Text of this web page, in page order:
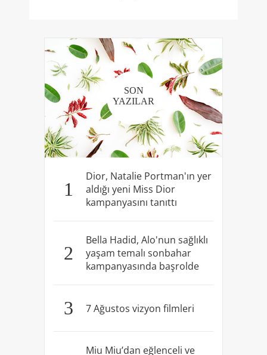
SON
YAZILAR
1
Dior, Natalie Portman'ın yer
aldığı yeni Miss Dior
kampanyasını tanıttı
2
Bella Hadid, Alo'nun sağlıklı
yaşam temalı sonbahar
kampanyasında başrolde
3 7 Ağustos vizyon filmleri
Miu Miu’dan eğlenceli ve